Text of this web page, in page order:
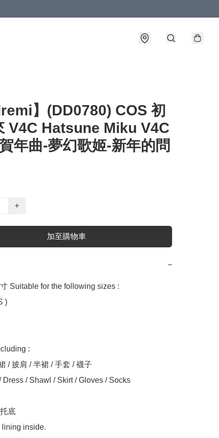
】(DD0780) COS 初
V4C Hatsune Miku V4C
年曲-夢幻歌姬-新年的問
+
加至購物車
−
Suitable for the following sizes :
)
:
/ 披肩 / 半裙 / 手套 / 襪子
Dress / Shawl / Skirt / Gloves / Socks
底